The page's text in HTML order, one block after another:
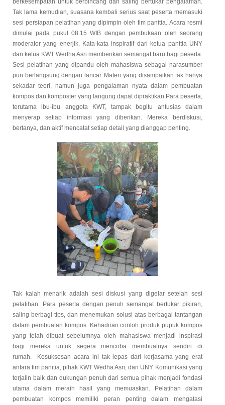
berkesempatan untuk berbincang dan saling bertukar pengalaman.
Tak lama kemudian, suasana kembali serius saat peserta memasuki
sesi persiapan pelatihan yang dipimpin oleh tim panitia.Acara resmi
dimulai pada pukul 08.15 WIB dengan pembukaan oleh seorang
moderator yang enerjik. Kata-kata inspiratif dari ketua panitia UNY
dan ketua KWT Wedha Asri memberikan semangat baru bagi peserta.
Sesi pelatihan yang dipandu oleh mahasiswa sebagai narasumber
pun berlangsung dengan lancar. Materi yang disampaikan tak hanya
sekadar teori, namun juga pengalaman nyata dalam pembuatan
kompos dan komposter yang langung dapat dipraktikan.Para peserta,
terutama ibu-ibu anggota KWT, tampak begitu antusias dalam
menyerap setiap informasi yang diberikan. Mereka berdiskusi,
bertanya, dan aktif mencatat setiap detail yang dianggap penting.
Tak kalah menarik adalah sesi diskusi yang digelar setelah sesi
pelatihan. Para peserta dengan penuh semangat bertukar pikiran,
saling berbagi tips, dan menemukan solusi atas berbagai tantangan
dalam pembuatan kompos. Kehadiran contoh produk pupuk kompos
yang telah dibuat sebelumnya oleh mahasiswa menjadi inspirasi
bagi mereka untuk segera mencoba membuatnya sendiri di
rumah. Kesuksesan acara ini tak lepas dari kerjasama yang erat
antara tim panitia, pihak KWT Wedha Asri, dan UNY. Komunikasi yang
terjalin baik dan dukungan penuh dari semua pihak menjadi fondasi
utama dalam meraih hasil yang memuaskan. Pelatihan dalam
pembuatan kompos memiliki peran penting dalam mengatasi